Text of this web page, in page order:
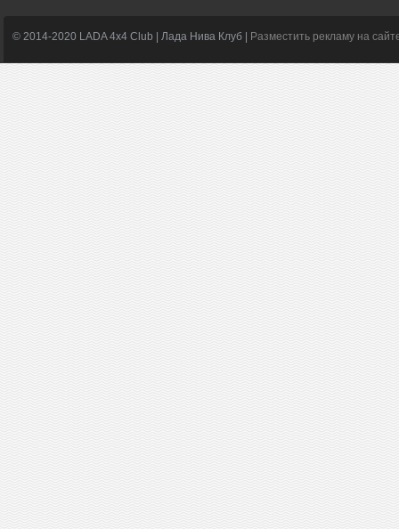
© 2014-2020 LADA 4x4 Club | Лада Нива Клуб | Разместить рекламу на